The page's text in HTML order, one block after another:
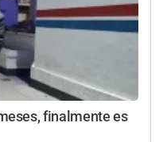
finalmente es